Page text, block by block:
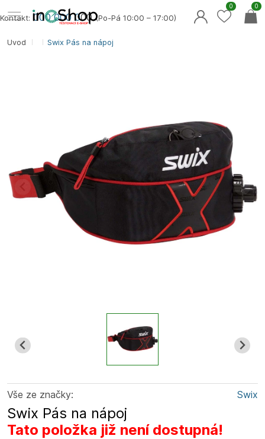
Úvod Swix Pás na nápoj
Vše ze značky: Swix
Swix Pás na nápoj
Tato položka již není dostupná!
Kontakt: 000 000 000(Po-Pá 10:00 – 17:00)
0
0